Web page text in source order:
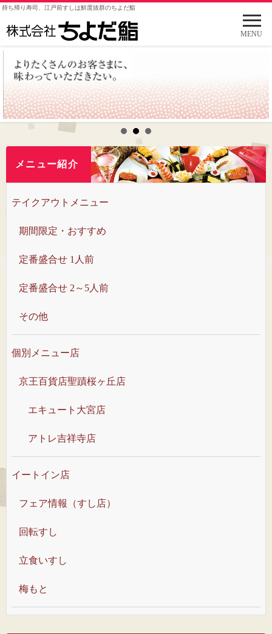
メ
ニ
ュ
く
MENU
持ち帰り寿司、江戸前すしは鮮度抜群のちよだ鮨
メニュー紹介
テイクアウトメニュー
期間限定・おすすめ
定番盛合せ 1人前
定番盛合せ 2～5人前
その他
個別メニュー店
京王百貨店聖蹟桜ヶ丘店
エキュート大宮店
アトレ吉祥寺店
イートイン店
フェア情報（すし店）
回転すし
立食いすし
梅もと